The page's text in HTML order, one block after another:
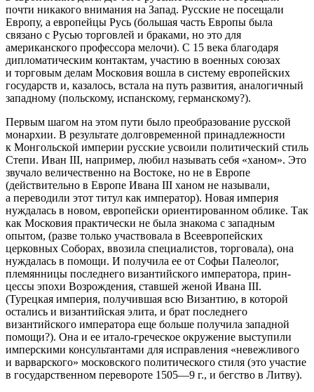
почти никакого внима­ния на Запад. Русские не посещали
Европу, а европейцы Русь (большая часть Европы была
связано с Русью торговлей и браками, но это для
американского профессора мелочи). С 15 ве­ка благодаря
дипломатическим кон­тактам, участию в военных союзах
и торговым делам Московия вошла в систему европейских
государств и, казалось, встала на путь развития, аналогичный
западному (польскому, испанскому, германскому?).
Первым шагом на этом пути бы­ло преобразование русской
монар­хии. В результате долговременной принадлежности
к Монгольской им­перии русские усвоили политиче­ский стиль
Степи. Иван III, напри­мер, любил называть себя «ханом». Это
звучало величественно на Восто­ке, но не в Европе
(действительно в Европе Ивана III ханом не называли,
а переводили этот титул как император). Новая империя
нуждалась в новом, европейски ори­ентированном облике. Так
как Мос­ковия практически не была знакома с западным
опытом, (разве только участвовала в Всеевропейских
церковных Соборах, ввозила специалистов, торговала), она
нуждалась в помощи. И получила ее от Софьи Палеолог,
племянницы последнего византийского императора, прин­
цессы эпохи Возрождения, ставшей женой Ивана III.
(Турецкая империя, получившая всю Византию, в которой
остались и византийская элита, и брат последнего
византийского императора еще больше получила западной
помощи?). Она и ее итало-гре­ческое окружение выступили
импер­скими консультантами для исправле­ния «невежливого
и варварского» московского политического стиля (это участие
в государственном перевороте 1505—9 г., и бегство в Литву).